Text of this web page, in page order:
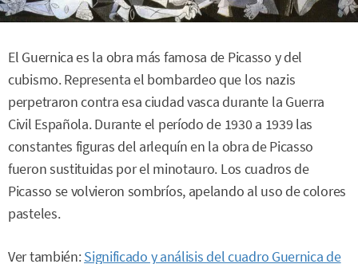
El Guernica es la obra más famosa de Picasso y del
cubismo. Representa el bombardeo que los nazis
perpetraron contra esa ciudad vasca durante la Guerra
Civil Española. Durante el período de 1930 a 1939 las
constantes figuras del arlequín en la obra de Picasso
fueron sustituidas por el minotauro. Los cuadros de
Picasso se volvieron sombríos, apelando al uso de colores
pasteles.
Ver también:Significado y análisis del cuadro Guernica de